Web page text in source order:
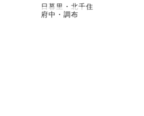
日暮里・北千住
府中・調布